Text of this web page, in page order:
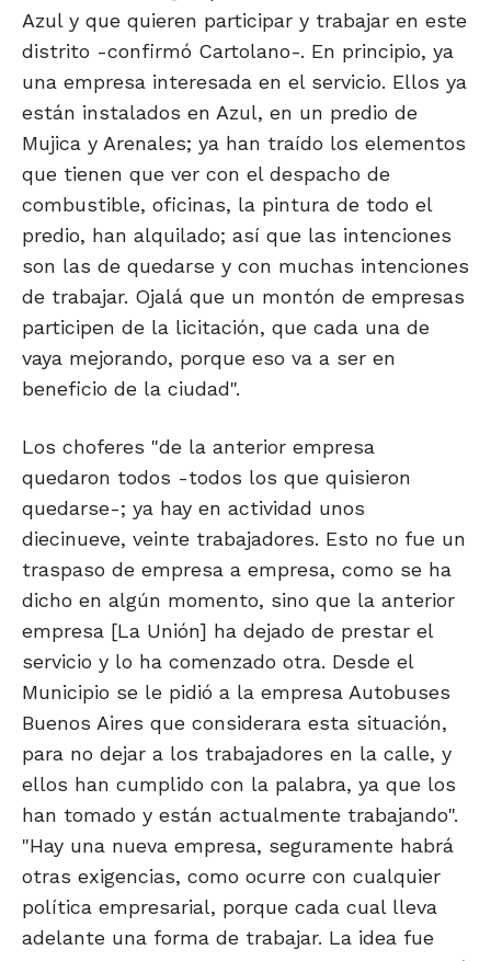
Azul y que quieren participar y trabajar en este
distrito -confirmó Cartolano-. En principio, ya
una empresa interesada en el servicio. Ellos ya
están instalados en Azul, en un predio de
Mujica y Arenales; ya han traído los elementos
que tienen que ver con el despacho de
combustible, oficinas, la pintura de todo el
predio, han alquilado; así que las intenciones
son las de quedarse y con muchas intenciones
de trabajar. Ojalá que un montón de empresas
participen de la licitación, que cada una de
vaya mejorando, porque eso va a ser en
beneficio de la ciudad".
Los choferes "de la anterior empresa
quedaron todos -todos los que quisieron
quedarse-; ya hay en actividad unos
diecinueve, veinte trabajadores. Esto no fue un
traspaso de empresa a empresa, como se ha
dicho en algún momento, sino que la anterior
empresa [La Unión] ha dejado de prestar el
servicio y lo ha comenzado otra. Desde el
Municipio se le pidió a la empresa Autobuses
Buenos Aires que considerara esta situación,
para no dejar a los trabajadores en la calle, y
ellos han cumplido con la palabra, ya que los
han tomado y están actualmente trabajando".
"Hay una nueva empresa, seguramente habrá
otras exigencias, como ocurre con cualquier
política empresarial, porque cada cual lleva
adelante una forma de trabajar. La idea fue